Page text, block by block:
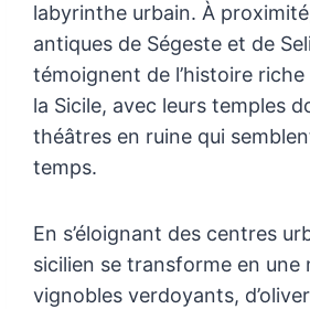
labyrinthe urbain. À
antiques de Ségeste et de
témoignent de l’histoire
la Sicile, avec leurs temples
théâtres en ruine qui
temps.
En s’éloignant des centres
sicilien se transforme en une
vignobles verdoyants,